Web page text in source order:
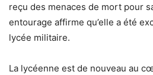
reçu des menaces de mort pour
entourage affirme qu’elle a été
lycée militaire.
La lycéenne est de nouveau au